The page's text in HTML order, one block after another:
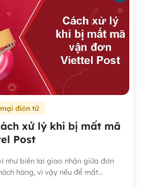
điện tử
xử lý khi bị mất mã
Post
như biên lai giao nhận giữa đơn
hàng, vì vậy nếu để mất...